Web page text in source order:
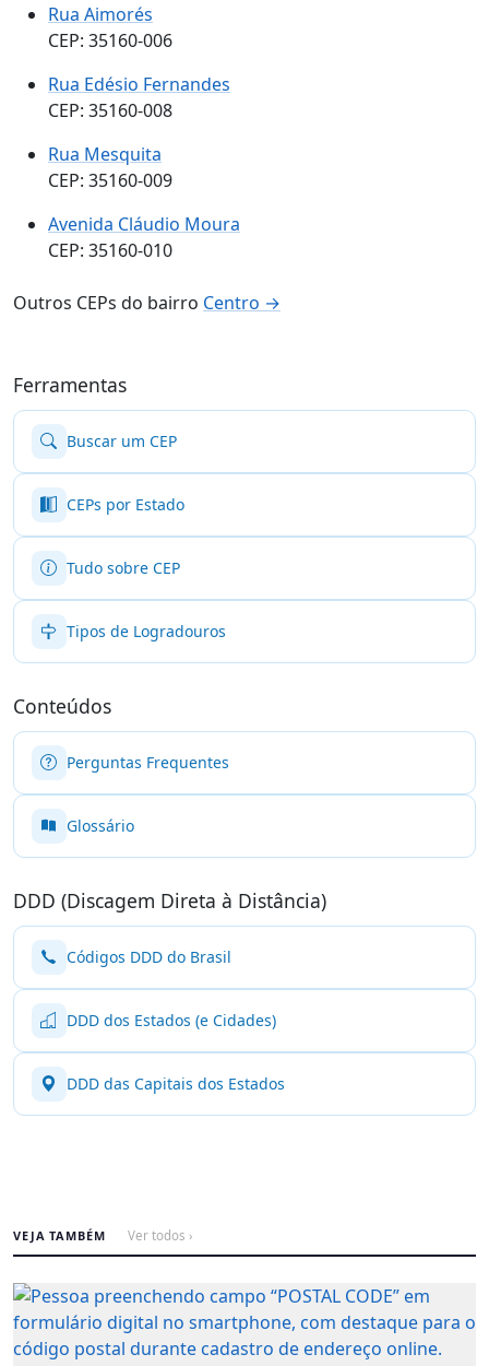
Rua Aimorés
CEP: 35160-006
Rua Edésio Fernandes
CEP: 35160-008
Rua Mesquita
CEP: 35160-009
Avenida Cláudio Moura
CEP: 35160-010
Outros CEPs do bairro Centro →
Ferramentas
Buscar um CEP
CEPs por Estado
Tudo sobre CEP
Tipos de Logradouros
Conteúdos
Perguntas Frequentes
Glossário
DDD (Discagem Direta à Distância)
Códigos DDD do Brasil
DDD dos Estados (e Cidades)
DDD das Capitais dos Estados
VEJA TAMBÉM Ver todos ›